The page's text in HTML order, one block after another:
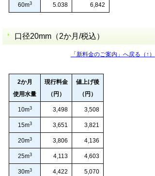
60m3 5.038 6,842
口径20mm（2か月/税込）
「新料金のご案内」へ戻る（↑）
2か月
使用水量
現行料金
（円）
値上げ後
（円）
10m3 3,498 3,508
15m3 3,651 3,821
20m3 3,806 4,136
25m3 4,113 4,603
30m3 4,422 5,070